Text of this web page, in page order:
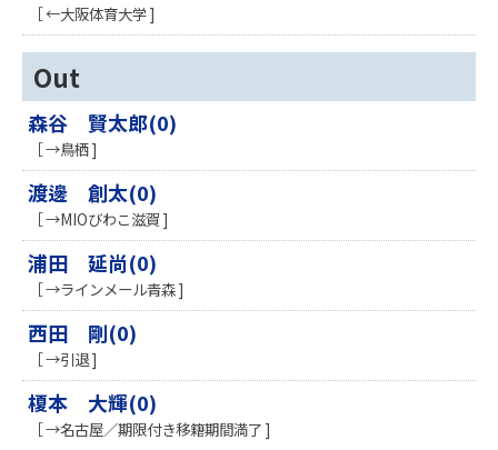
［ ←大阪体育大学 ]
Out
森谷 賢太郎(0)
［ →鳥栖 ]
渡邊 創太(0)
［ →MIOびわこ滋賀 ]
浦田 延尚(0)
［ →ラインメール青森 ]
西田 剛(0)
［ →引退 ]
榎本 大輝(0)
［ →名古屋／期限付き移籍期間満了 ]